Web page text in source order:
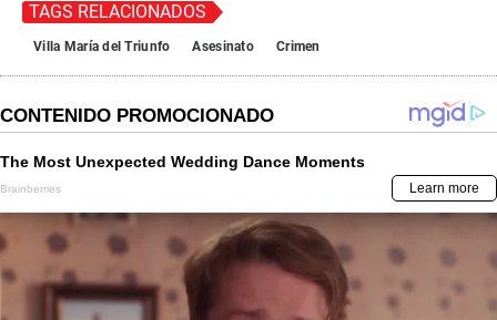
TAGS RELACIONADOS
Villa María del Triunfo Asesinato Crimen